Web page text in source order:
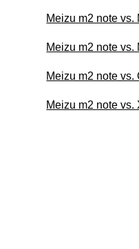
Meizu m2 note vs.
Meizu m2 note vs.
Meizu m2 note vs.
Meizu m2 note vs.